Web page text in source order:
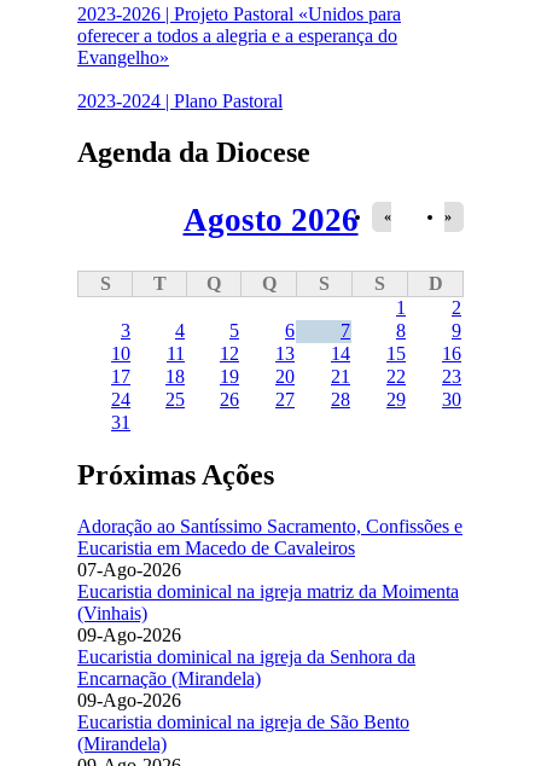
2023-2026 | Projeto Pastoral «Unidos para
oferecer a todos a alegria e a esperança do
Evangelho»
2023-2024 | Plano Pastoral
Agenda da Diocese
Agosto 2026 « »
S T Q Q S S
D
1
2
3
4 5 6 7 8
9
10
11 12 13 14 15
16
17
18 19 20 21 22
23
24
25 26 27 28 29
30
31
Próximas Ações
Adoração ao Santíssimo Sacramento, Confissões e
Eucaristia em Macedo de Cavaleiros
07-Ago-2026
Eucaristia dominical na igreja matriz da Moimenta
(Vinhais)
09-Ago-2026
Eucaristia dominical na igreja da Senhora da
Encarnação (Mirandela)
09-Ago-2026
Eucaristia dominical na igreja de São Bento
(Mirandela)